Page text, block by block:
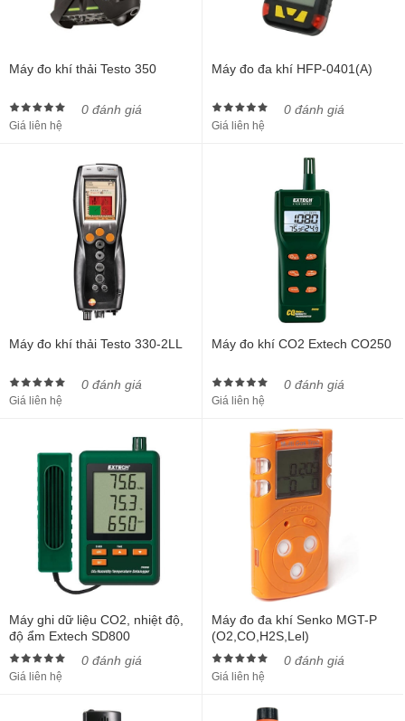
Máy đo khí thải Testo 350
0 đánh giá
Giá liên hệ
Máy đo đa khí HFP-0401(A)
0 đánh giá
Giá liên hệ
Máy đo khí thải Testo 330-2LL
0 đánh giá
Giá liên hệ
Máy đo khí CO2 Extech CO250
0 đánh giá
Giá liên hệ
Máy ghi dữ liệu CO2, nhiệt độ,
độ ẩm Extech SD800
0 đánh giá
Giá liên hệ
Máy đo đa khí Senko MGT-P
(O2,CO,H2S,Lel)
0 đánh giá
Giá liên hệ